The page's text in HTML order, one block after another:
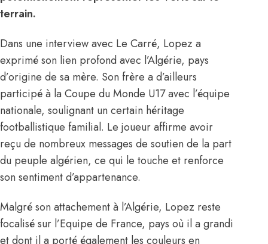
terrain.
Dans une interview avec Le Carré, Lopez a
exprimé son lien profond avec l’Algérie, pays
d’origine de sa mère. Son frère a d’ailleurs
participé à la Coupe du Monde U17 avec l’équipe
nationale, soulignant un certain héritage
footballistique familial. Le joueur affirme avoir
reçu de nombreux messages de soutien de la part
du peuple algérien, ce qui le touche et renforce
son sentiment d’appartenance.
Malgré son attachement à l’Algérie, Lopez reste
focalisé sur l’Equipe de France, pays où il a grandi
et dont il a porté également les couleurs en